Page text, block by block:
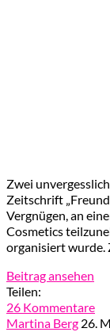
Zwei
Zeitschrift
Vergnügen, an
Cosmetics
organisiert wurde.
Beitrag ansehen
Teilen:
26 Kommentare
Martina Berg 26.